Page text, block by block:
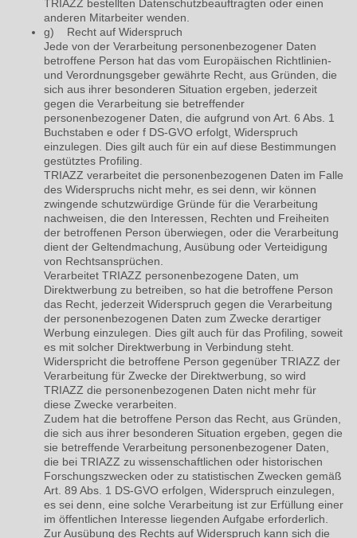
TRIAZZ bestellten Datenschutzbeauftragten oder einen
anderen Mitarbeiter wenden.
g) Recht auf Widerspruch
Jede von der Verarbeitung personenbezogener Daten
betroffene Person hat das vom Europäischen Richtlinien-
und Verordnungsgeber gewährte Recht, aus Gründen, die
sich aus ihrer besonderen Situation ergeben, jederzeit
gegen die Verarbeitung sie betreffender
personenbezogener Daten, die aufgrund von Art. 6 Abs. 1
Buchstaben e oder f DS-GVO erfolgt, Widerspruch
einzulegen. Dies gilt auch für ein auf diese Bestimmungen
gestütztes Profiling.
TRIAZZ verarbeitet die personenbezogenen Daten im Falle
des Widerspruchs nicht mehr, es sei denn, wir können
zwingende schutzwürdige Gründe für die Verarbeitung
nachweisen, die den Interessen, Rechten und Freiheiten
der betroffenen Person überwiegen, oder die Verarbeitung
dient der Geltendmachung, Ausübung oder Verteidigung
von Rechtsansprüchen.
Verarbeitet TRIAZZ personenbezogene Daten, um
Direktwerbung zu betreiben, so hat die betroffene Person
das Recht, jederzeit Widerspruch gegen die Verarbeitung
der personenbezogenen Daten zum Zwecke derartiger
Werbung einzulegen. Dies gilt auch für das Profiling, soweit
es mit solcher Direktwerbung in Verbindung steht.
Widerspricht die betroffene Person gegenüber TRIAZZ der
Verarbeitung für Zwecke der Direktwerbung, so wird
TRIAZZ die personenbezogenen Daten nicht mehr für
diese Zwecke verarbeiten.
Zudem hat die betroffene Person das Recht, aus Gründen,
die sich aus ihrer besonderen Situation ergeben, gegen die
sie betreffende Verarbeitung personenbezogener Daten,
die bei TRIAZZ zu wissenschaftlichen oder historischen
Forschungszwecken oder zu statistischen Zwecken gemäß
Art. 89 Abs. 1 DS-GVO erfolgen, Widerspruch einzulegen,
es sei denn, eine solche Verarbeitung ist zur Erfüllung einer
im öffentlichen Interesse liegenden Aufgabe erforderlich.
Zur Ausübung des Rechts auf Widerspruch kann sich die